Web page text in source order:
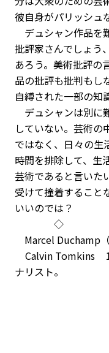
彼自身がパリッシュ
デュシャン作品を
批評家さんでしょう
あろう。美術批評の
品の批評も批判もし
自縛された一部の知
デュシャンは別に
していない。芸術の
ではなく、日々の生
時間を排除して、生
芸術であると言いた
受けて撞着すること
いいのでは？
◇
Marcel Duchamp
Calvin Tomkins
ナリスト。